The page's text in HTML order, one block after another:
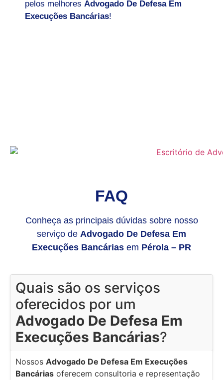
pelos melhores Advogado De Defesa Em
Execuções Bancárias!
FAQ
Conheça as principais dúvidas sobre nosso
serviço de Advogado De Defesa Em
Execuções Bancárias em Pérola – PR
Quais são os serviços
oferecidos por um
Advogado De Defesa Em
Execuções Bancárias?
Nossos Advogado De Defesa Em Execuções
Bancárias oferecem consultoria e representação